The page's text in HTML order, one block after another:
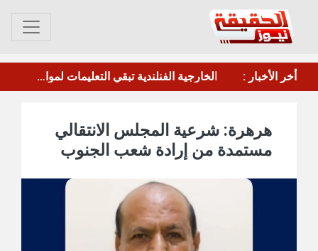
أخر الأخبار : مجلس الدفاع الوطني يقر الرد الحازم على هجمات الحوثيين ويرفع الجاهزية القصوى
هرهرة: شرعية المجلس الانتقالي
مستمدة من إرادة شعب الجنوب